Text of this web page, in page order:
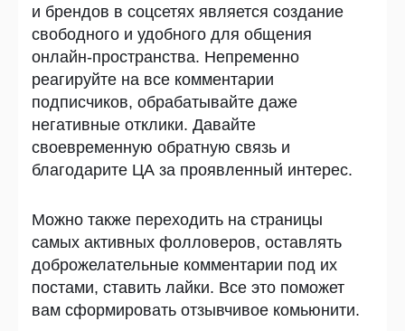
и брендов в соцсетях является создание
свободного и удобного для общения
онлайн-пространства. Непременно
реагируйте на все комментарии
подписчиков, обрабатывайте даже
негативные отклики. Давайте
своевременную обратную связь и
благодарите ЦА за проявленный интерес.
Можно также переходить на страницы
самых активных фолловеров, оставлять
доброжелательные комментарии под их
постами, ставить лайки. Все это поможет
вам сформировать отзывчивое комьюнити.